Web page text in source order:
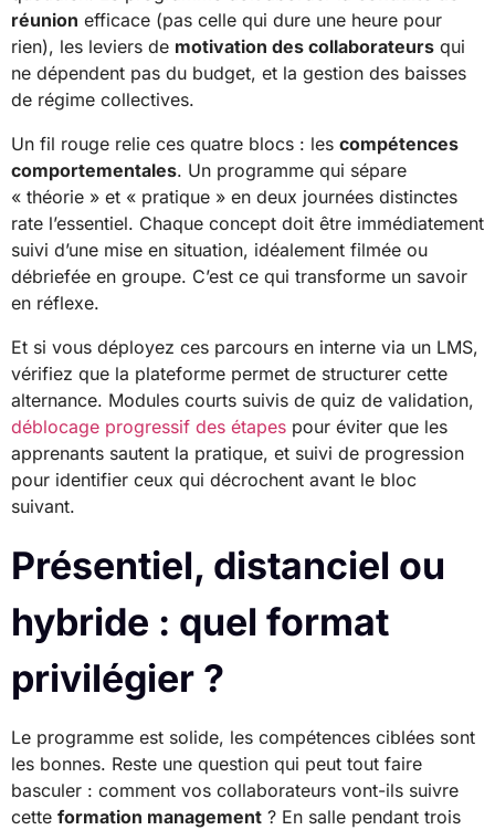
réunion efficace (pas celle qui dure une heure pour
rien), les leviers de motivation des collaborateurs qui
ne dépendent pas du budget, et la gestion des baisses
de régime collectives.
Un fil rouge relie ces quatre blocs : les compétences
comportementales. Un programme qui sépare
« théorie » et « pratique » en deux journées distinctes
rate l’essentiel. Chaque concept doit être immédiatement
suivi d’une mise en situation, idéalement filmée ou
débriefée en groupe. C’est ce qui transforme un savoir
en réflexe.
Et si vous déployez ces parcours en interne via un LMS,
vérifiez que la plateforme permet de structurer cette
alternance. Modules courts suivis de quiz de validation,
déblocage progressif des étapes pour éviter que les
apprenants sautent la pratique, et suivi de progression
pour identifier ceux qui décrochent avant le bloc
suivant.
Présentiel, distanciel ou
hybride : quel format
privilégier ?
Le programme est solide, les compétences ciblées sont
les bonnes. Reste une question qui peut tout faire
basculer : comment vos collaborateurs vont-ils suivre
cette formation management ? En salle pendant trois